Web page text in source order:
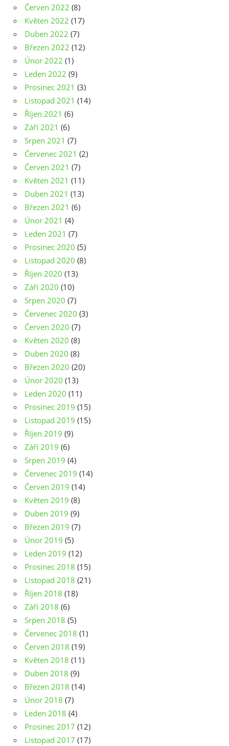
Červen 2022 (8)
Květen 2022 (17)
Duben 2022 (7)
Březen 2022 (12)
Únor 2022 (1)
Leden 2022 (9)
Prosinec 2021 (3)
Listopad 2021 (14)
Říjen 2021 (6)
Září 2021 (6)
Srpen 2021 (7)
Červenec 2021 (2)
Červen 2021 (7)
Květen 2021 (11)
Duben 2021 (13)
Březen 2021 (6)
Únor 2021 (4)
Leden 2021 (7)
Prosinec 2020 (5)
Listopad 2020 (8)
Říjen 2020 (13)
Září 2020 (10)
Srpen 2020 (7)
Červenec 2020 (3)
Červen 2020 (7)
Květen 2020 (8)
Duben 2020 (8)
Březen 2020 (20)
Únor 2020 (13)
Leden 2020 (11)
Prosinec 2019 (15)
Listopad 2019 (15)
Říjen 2019 (9)
Září 2019 (6)
Srpen 2019 (4)
Červenec 2019 (14)
Červen 2019 (14)
Květen 2019 (8)
Duben 2019 (9)
Březen 2019 (7)
Únor 2019 (5)
Leden 2019 (12)
Prosinec 2018 (15)
Listopad 2018 (21)
Říjen 2018 (18)
Září 2018 (6)
Srpen 2018 (5)
Červenec 2018 (1)
Červen 2018 (19)
Květen 2018 (11)
Duben 2018 (9)
Březen 2018 (14)
Únor 2018 (7)
Leden 2018 (4)
Prosinec 2017 (12)
Listopad 2017 (17)